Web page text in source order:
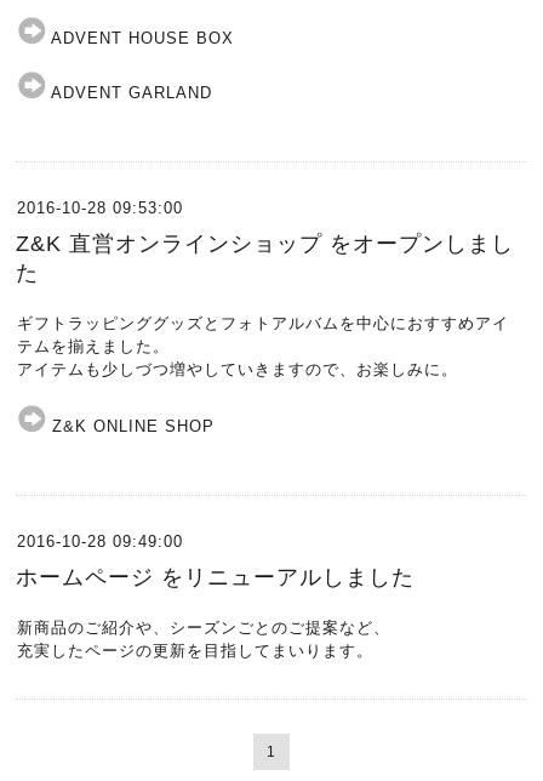
ADVENT HOUSE BOX
ADVENT GARLAND
2016-10-28 09:53:00
Z&K 直営オンラインショップ をオープンしまし
た
ギフトラッピンググッズとフォトアルバムを中心におすすめアイ
テムを揃えました。
アイテムも少しづつ増やしていきますので、お楽しみに。
Z&K ONLINE SHOP
2016-10-28 09:49:00
ホームページ をリニューアルしました
新商品のご紹介や、シーズンごとのご提案など、
充実したページの更新を目指してまいります。
1